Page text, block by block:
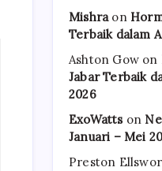
Mishraon
Terbaik dalam
Ashton Gow on
Jabar Terbaik
2026
ExoWattson
Januari – Mei
Preston